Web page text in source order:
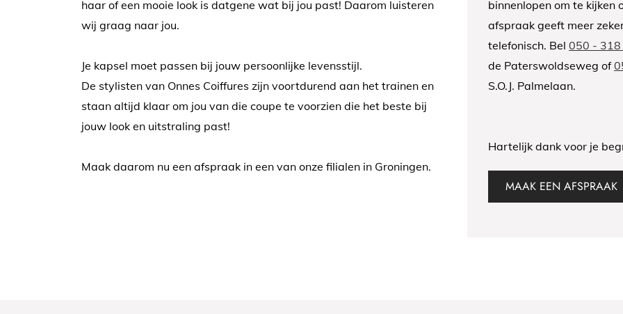
haar of een mooie look is datgene wat bij jou past! Daarom luisteren
wij graag naar jou.
Je kapsel moet passen bij jouw persoonlijke levensstijl.
De stylisten van Onnes Coiffures zijn voortdurend aan het trainen en
staan altijd klaar om jou van die coupe te voorzien die het beste bij
jouw look en uitstraling past!
Maak daarom nu een afspraak in een van onze filialen in Groningen.
binnenlopen om te kijken
afspraak geeft meer
telefonisch. Bel 050 -
de Paterswoldseweg of
S.O.J. Palmelaan.
Hartelijk dank voor je
MAAK EEN AFSPRAAK